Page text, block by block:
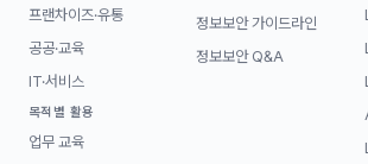
프랜차이즈·유통
공공·교육
IT·서비스
목적별 활용
업무 교육
정보보안 가이드라인
정보보안 Q&A